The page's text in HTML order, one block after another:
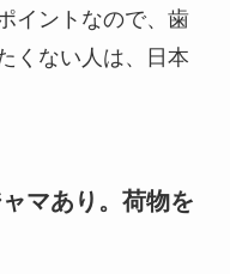
イントなので、歯
くない人は、日本
マあり。荷物を